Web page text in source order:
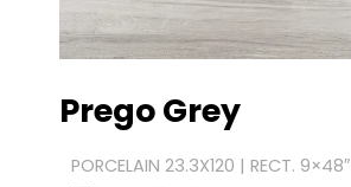
Prego Grey
PORCELAIN 23.3X120 | RECT. 9×48″